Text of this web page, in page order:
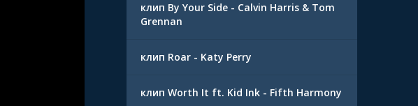
клип By Your Side - Calvin Harris & Tom
Grennan
клип Roar - Katy Perry
клип Worth It ft. Kid Ink - Fifth Harmony